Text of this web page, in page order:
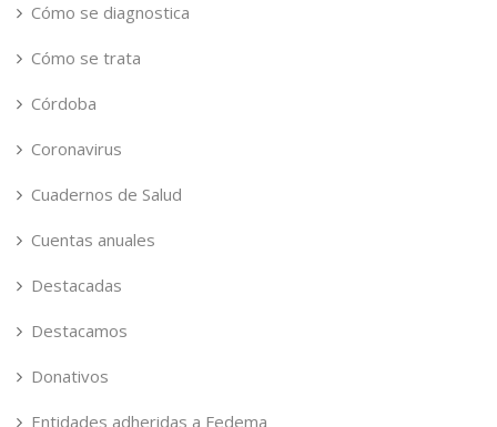
Cómo se diagnostica
Cómo se trata
Córdoba
Coronavirus
Cuadernos de Salud
Cuentas anuales
Destacadas
Destacamos
Donativos
Entidades adheridas a Fedema